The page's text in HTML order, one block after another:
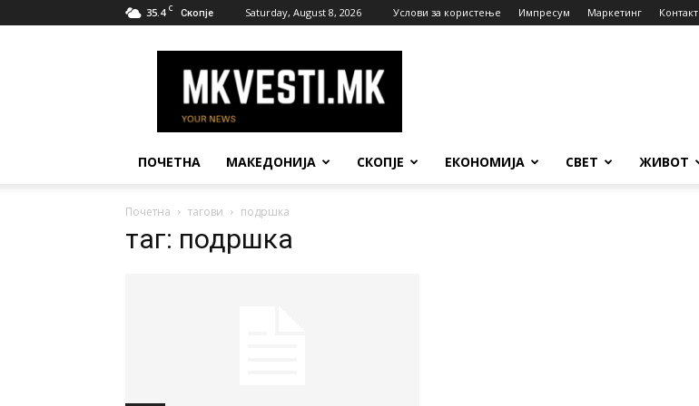
35.4 C Скопје Saturday, August 8, 2026 Услови за користење Импресум Маркетинг Контакт
Вести
ПОЧЕТНА МАКЕДОНИЈА СКОПЈЕ ЕКОНОМИЈА СВЕТ ЖИВОТ
Почетна тагови подршка
таг: подршка